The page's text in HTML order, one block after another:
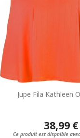
Jupe Fila Kathleen
38,99 €
Ce produit est dispnible